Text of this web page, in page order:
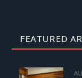
FEATURED